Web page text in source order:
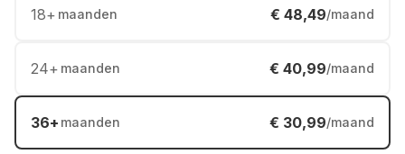
18+ maanden € 48,49/maand
24+ maanden € 40,99/maand
36+ maanden € 30,99/maand